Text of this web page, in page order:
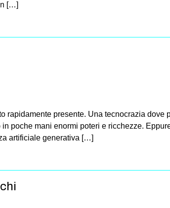
[…]
rapidamente presente. Una tecnocrazia
poche mani enormi poteri e ricchezze.
artificiale generativa […]